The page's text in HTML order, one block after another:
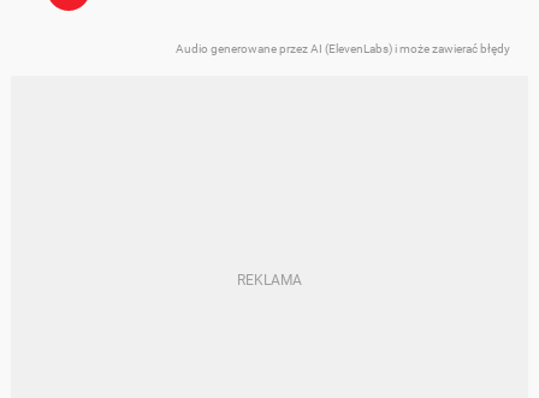
Audio generowane przez AI (ElevenLabs) i może zawierać błędy